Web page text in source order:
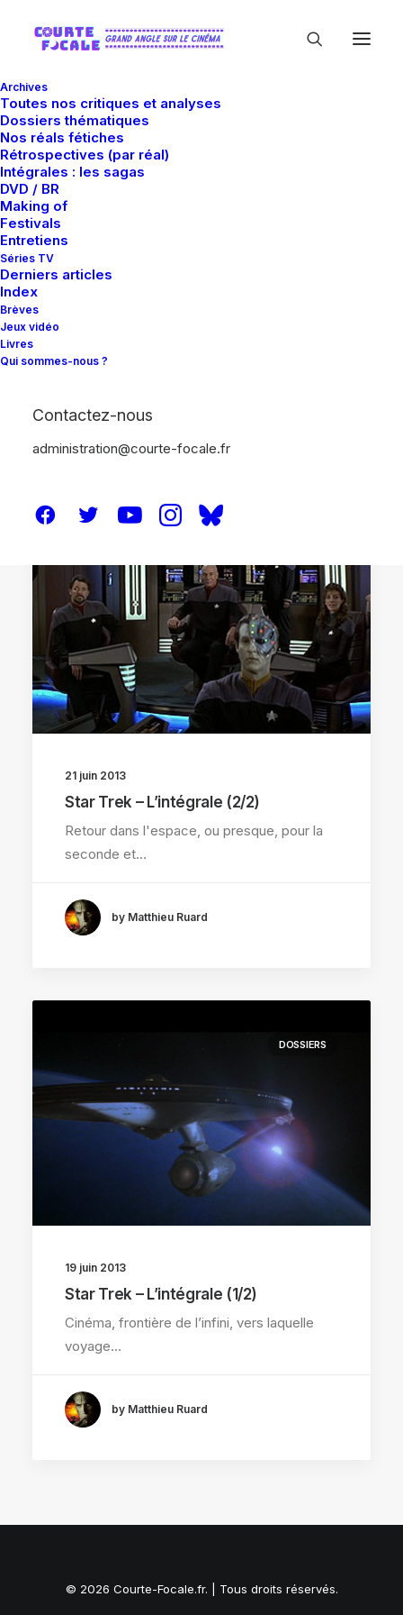
Archives
Toutes nos critiques et analyses
Dossiers thématiques
Nos réals fétiches
Rétrospectives (par réal)
Intégrales : les sagas
DVD / BR
Making of
Festivals
Entretiens
Séries TV
Derniers articles
Index
Brèves
Jeux vidéo
Livres
Qui sommes-nous ?
Contactez-nous
administration@courte-focale.fr
21 juin 2013
Star Trek – L’intégrale (2/2)
Retour dans l'espace, ou presque, pour la
seconde et…
by Matthieu Ruard
DOSSIERS
19 juin 2013
Star Trek – L’intégrale (1/2)
Cinéma, frontière de l’infini, vers laquelle
voyage…
by Matthieu Ruard
© 2026 Courte-Focale.fr. | Tous droits réservés.